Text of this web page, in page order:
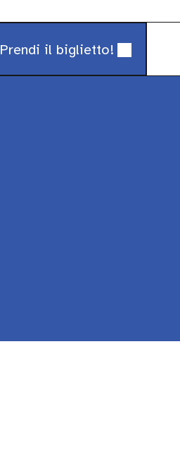
Prendi il biglietto!